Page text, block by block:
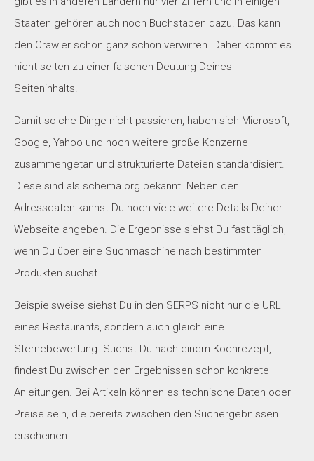
Staaten gehören auch noch Buchstaben dazu. Das kann
den Crawler schon ganz schön verwirren. Daher kommt es
nicht selten zu einer falschen Deutung Deines
Seiteninhalts.
Damit solche Dinge nicht passieren, haben sich Microsoft,
Google, Yahoo und noch weitere große Konzerne
zusammengetan und strukturierte Dateien standardisiert.
Diese sind als schema.org bekannt. Neben den
Adressdaten kannst Du noch viele weitere Details Deiner
Webseite angeben. Die Ergebnisse siehst Du fast täglich,
wenn Du über eine Suchmaschine nach bestimmten
Produkten suchst.
Beispielsweise siehst Du in den SERPS nicht nur die URL
eines Restaurants, sondern auch gleich eine
Sternebewertung. Suchst Du nach einem Kochrezept,
findest Du zwischen den Ergebnissen schon konkrete
Anleitungen. Bei Artikeln können es technische Daten oder
Preise sein, die bereits zwischen den Suchergebnissen
erscheinen.